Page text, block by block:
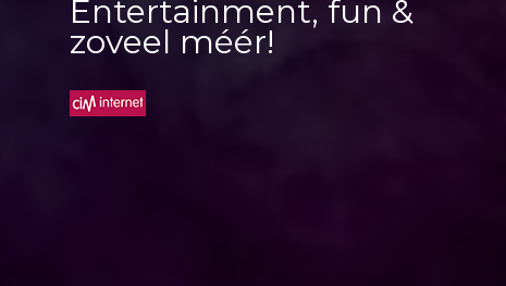
Entertainment, fun &
zoveel méér!